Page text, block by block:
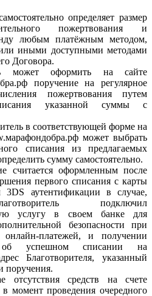
определяет размер
пожертвования и
любым платёжным методом,
иными доступными методами
Договора.
может оформить на сайте
поручение на регулярное
пожертвования путем
указанной суммы с
в соответствующей форме на
может выбрать
списания из предлагаемых
сумму самостоятельно.
считается оформленным после
первого списания с карты
3DS аутентификации в случае,
подключил
услугу в своем банке для
безопасности при
онлайн-платежей, и получении
об успешном списании на
Благотворителя, указанный
поручения.
отсутствия средств на счете
в момент проведения очередного